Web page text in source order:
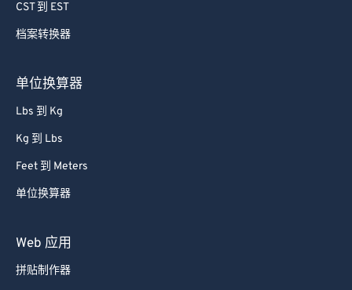
CST 到 EST
档案转换器
单位换算器
Lbs 到 Kg
Kg 到 Lbs
Feet 到 Meters
单位换算器
Web 应用
拼贴制作器